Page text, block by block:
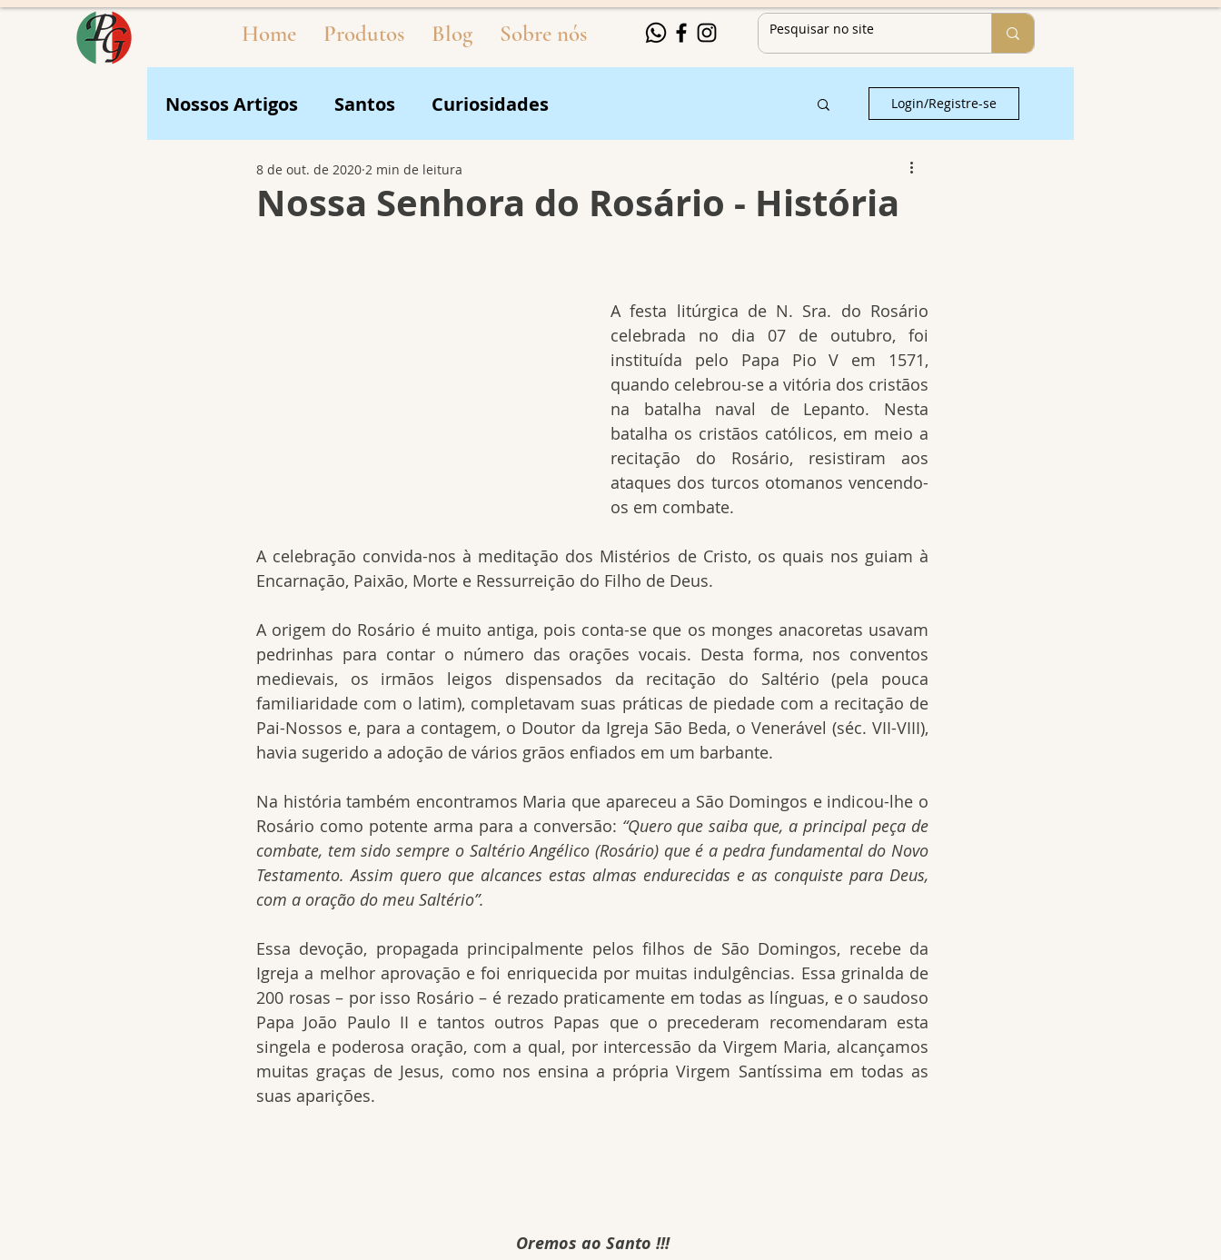
Home Produtos Blog Sobre nós
Nossos Artigos Santos Curiosidades Login/Registre-se
Nossa Senhora do Rosário - História
8 de out. de 2020 2 min de leitura
A festa litúrgica de N. Sra. do Rosário
celebrada no dia 07 de outubro, foi
instituída pelo Papa Pio V em 1571,
quando celebrou-se a vitória dos cristãos
na batalha naval de Lepanto. Nesta
batalha os cristãos católicos, em meio a
recitação do Rosário, resistiram aos
ataques dos turcos otomanos vencendo-
os em combate.
A celebração convida-nos à meditação dos Mistérios de Cristo, os quais nos guiam à
Encarnação, Paixão, Morte e Ressurreição do Filho de Deus.
A origem do Rosário é muito antiga, pois conta-se que os monges anacoretas usavam
pedrinhas para contar o número das orações vocais. Desta forma, nos conventos
medievais, os irmãos leigos dispensados da recitação do Saltério (pela pouca
familiaridade com o latim), completavam suas práticas de piedade com a recitação de
Pai-Nossos e, para a contagem, o Doutor da Igreja São Beda, o Venerável (séc. VII-VIII),
havia sugerido a adoção de vários grãos enfiados em um barbante.
Na história também encontramos Maria que apareceu a São Domingos e indicou-lhe o
Rosário como potente arma para a conversão: “Quero que saiba que, a principal peça de
combate, tem sido sempre o Saltério Angélico (Rosário) que é a pedra fundamental do Novo
Testamento. Assim quero que alcances estas almas endurecidas e as conquiste para Deus,
com a oração do meu Saltério”.
Essa devoção, propagada principalmente pelos filhos de São Domingos, recebe da
Igreja a melhor aprovação e foi enriquecida por muitas indulgências. Essa grinalda de
200 rosas – por isso Rosário – é rezado praticamente em todas as línguas, e o saudoso
Papa João Paulo II e tantos outros Papas que o precederam recomendaram esta
singela e poderosa oração, com a qual, por intercessão da Virgem Maria, alcançamos
muitas graças de Jesus, como nos ensina a própria Virgem Santíssima em todas as
suas aparições.
Oremos ao Santo !!!